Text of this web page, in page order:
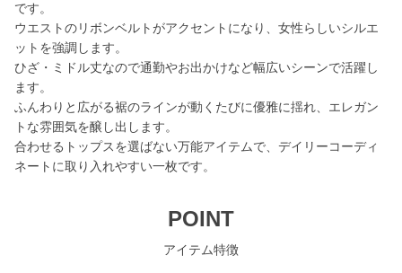
です。
ウエストのリボンベルトがアクセントになり、女性らしいシルエ
ットを強調します。
ひざ・ミドル丈なので通勤やお出かけなど幅広いシーンで活躍し
ます。
ふんわりと広がる裾のラインが動くたびに優雅に揺れ、エレガン
トな雰囲気を醸し出します。
合わせるトップスを選ばない万能アイテムで、デイリーコーディ
ネートに取り入れやすい一枚です。
POINT
アイテム特徴